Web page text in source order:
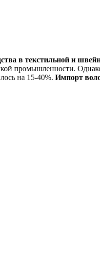
в текстильной и
промышленности.
на 15-40%. Импорт